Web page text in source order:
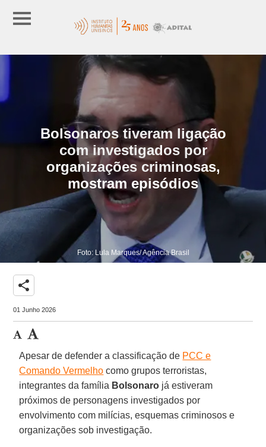
Bolsonaros tiveram ligação
com investigados por
organizações criminosas,
mostram episódios
Foto: Lula Marques/ Agência Brasil
share
01 Junho 2026
Apesar de defender a classificação de PCC e
Comando Vermelho como grupos terroristas,
integrantes da família Bolsonaro já estiveram
próximos de personagens investigados por
envolvimento com milícias, esquemas criminosos e
organizações sob investigação.